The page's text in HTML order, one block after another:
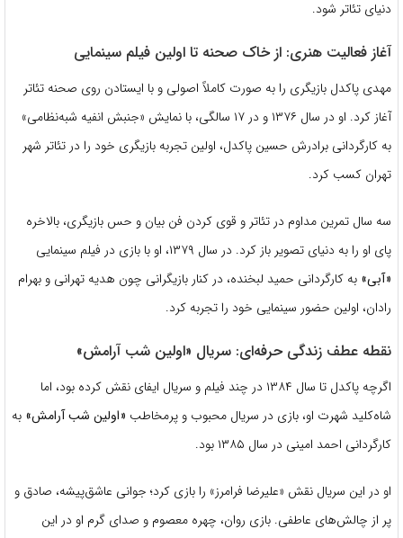
دنیای تئاتر شود.
آغاز فعالیت هنری: از خاک صحنه تا اولین فیلم سینمایی
مهدی پاکدل بازیگری را به صورت کاملاً اصولی و با ایستادن روی صحنه تئاتر
آغاز کرد. او در سال ۱۳۷۶ و در ۱۷ سالگی، با نمایش «جنبش انفیه شبه‌نظامی»
به کارگردانی برادرش حسین پاکدل، اولین تجربه بازیگری خود را در تئاتر شهر
تهران کسب کرد.
سه سال تمرین مداوم در تئاتر و قوی کردن فن بیان و حس بازیگری، بالاخره
پای او را به دنیای تصویر باز کرد. در سال ۱۳۷۹، او با بازی در فیلم سینمایی
«آبی» به کارگردانی حمید لبخنده، در کنار بازیگرانی چون هدیه تهرانی و بهرام
رادان، اولین حضور سینمایی خود را تجربه کرد.
نقطه عطف زندگی حرفه‌ای: سریال «اولین شب آرامش»
اگرچه پاکدل تا سال ۱۳۸۴ در چند فیلم و سریال ایفای نقش کرده بود، اما
شاه‌کلید شهرت او، بازی در سریال محبوب و پرمخاطب «اولین شب آرامش» به
کارگردانی احمد امینی در سال ۱۳۸۵ بود.
او در این سریال نقش «علیرضا فرامرز» را بازی کرد؛ جوانی عاشق‌پیشه، صادق و
پر از چالش‌های عاطفی. بازی روان، چهره معصوم و صدای گرم او در این